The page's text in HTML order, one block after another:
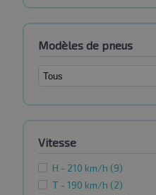
Modèles de pneus
Vitesse
H - 210 km/h (9)
T - 190 km/h (2)